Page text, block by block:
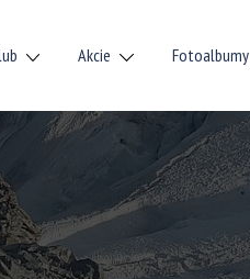
Akcie Fotoalbumy